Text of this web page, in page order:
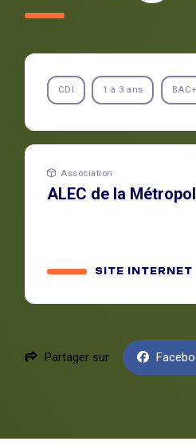
CDI 1 à 3 ans
Association
ALEC de la
SITE INTERNET
Partager sur